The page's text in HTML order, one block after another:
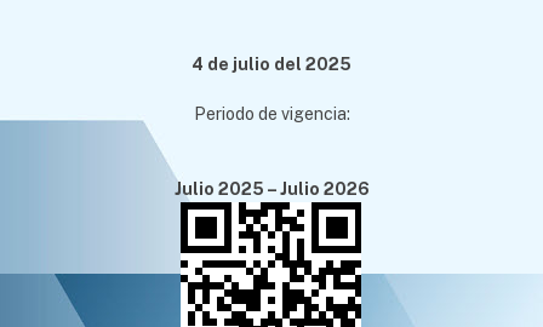
4 de julio del 2025
Periodo de vigencia:
Julio 2025 – Julio 2026